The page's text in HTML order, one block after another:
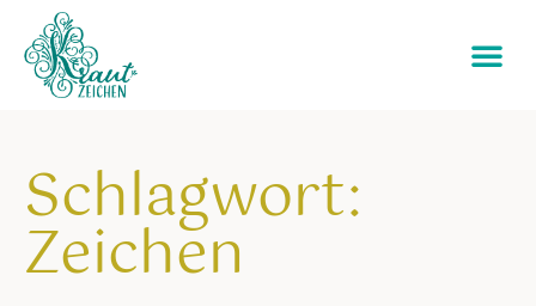
Schlagwort:
Zeichen